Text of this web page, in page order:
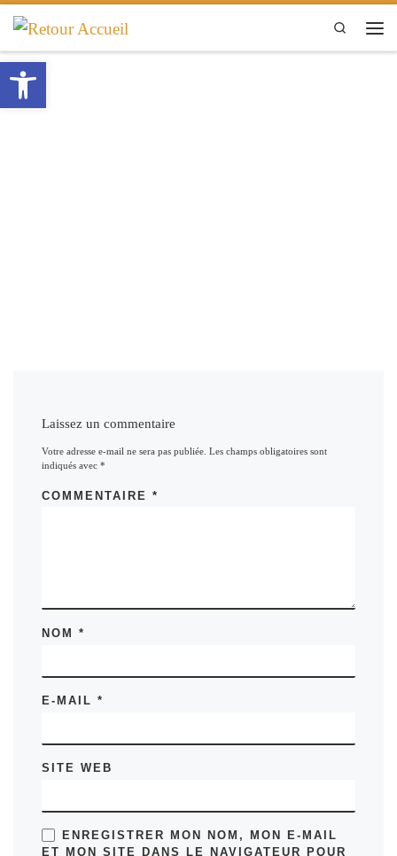
Passer au contenu
Search
Laissez un commentaire
Votre adresse e-mail ne sera pas publiée. Les champs obligatoires sont
indiqués avec*
COMMENTAIRE*
NOM*
E-MAIL*
SITE WEB
ENREGISTRER MON NOM, MON E-MAIL
ET MON SITE DANS LE NAVIGATEUR POUR
Ouvrir la barre d’outils